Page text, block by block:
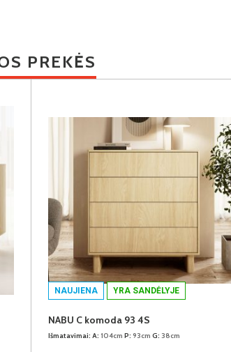
PREKĖS
NAUJIENA YRA SANDĖLYJE
NABU C komoda 93 4S
Išmatavimai: A: 104cm P: 93cm G: 38cm